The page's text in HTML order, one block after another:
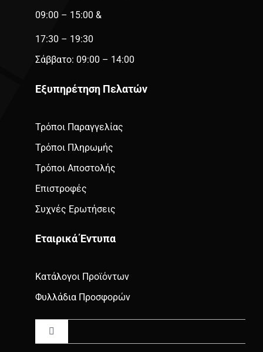
09:00 – 15:00 &
17:30 – 19:30
Σάββατο: 09:00 – 14:00
Εξυπηρέτηση Πελατών
Τρόποι Παραγγελίας
Τρόποι Πληρωμής
Τρόποι Αποστολής
Επιστροφές
Συχνές Ερωτήσεις
Εταιρικά Έντυπα
Κατάλογοι Προϊόντων
Φυλλάδια Προσφορών
Toggle